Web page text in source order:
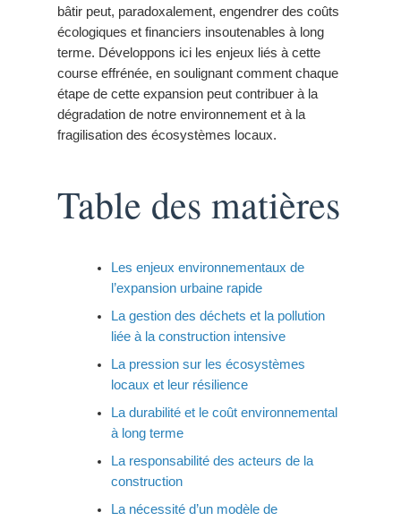
bâtir peut, paradoxalement, engendrer des coûts
écologiques et financiers insoutenables à long
terme. Développons ici les enjeux liés à cette
course effrénée, en soulignant comment chaque
étape de cette expansion peut contribuer à la
dégradation de notre environnement et à la
fragilisation des écosystèmes locaux.
Table des matières
Les enjeux environnementaux de
l’expansion urbaine rapide
La gestion des déchets et la pollution
liée à la construction intensive
La pression sur les écosystèmes
locaux et leur résilience
La durabilité et le coût environnemental
à long terme
La responsabilité des acteurs de la
construction
La nécessité d’un modèle de